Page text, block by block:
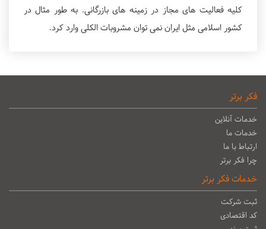
کلیه فعالیت های مجاز در زمینه های بازرگانی. به طور مثال در
کشور اسلامی مثل ایران نمی توان مشروبات الکلی وارد کرد.
فکر برتر
خدمات آنلاین
خدمات ما
ارتباط با ما
چرا فکر برتر
خدمات فکر برتر
ثبت شرکت
کد اقتصادی